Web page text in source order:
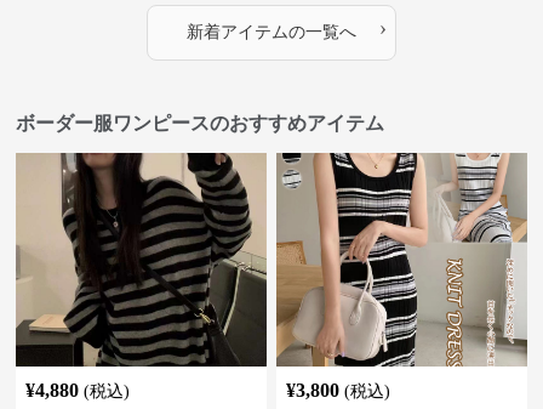
新着アイテムの一覧へ ›
ボーダー服ワンピースのおすすめアイテム
¥4,880 (税込)
¥3,800 (税込)